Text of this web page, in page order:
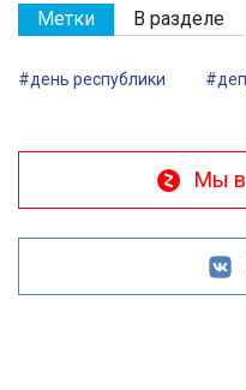
Метки В разделе
#день республики
Мы в